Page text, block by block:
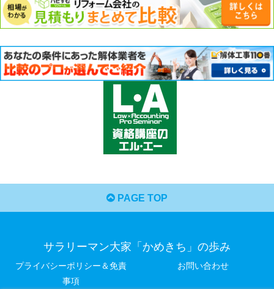
PAGE TOP
サラリーマン大家「かめきち」の歩み
プライバシーポリシー＆免責
事項
お問い合わせ